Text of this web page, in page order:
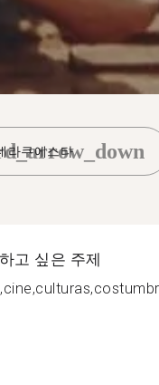
라쿠에스타
고 싶은 주제